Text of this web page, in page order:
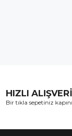
HIZLI
Bir tıkla sepetiniz